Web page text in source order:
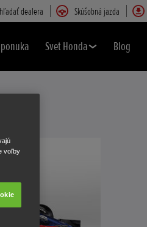
dealera Skúšobná jazda
Svet Honda Blog
voľby